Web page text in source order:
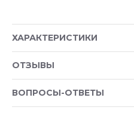
ХАРАКТЕРИСТИКИ
ОТЗЫВЫ
ВОПРОСЫ-ОТВЕТЫ